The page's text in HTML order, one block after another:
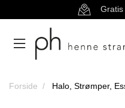
Forside Halo, Strømper,